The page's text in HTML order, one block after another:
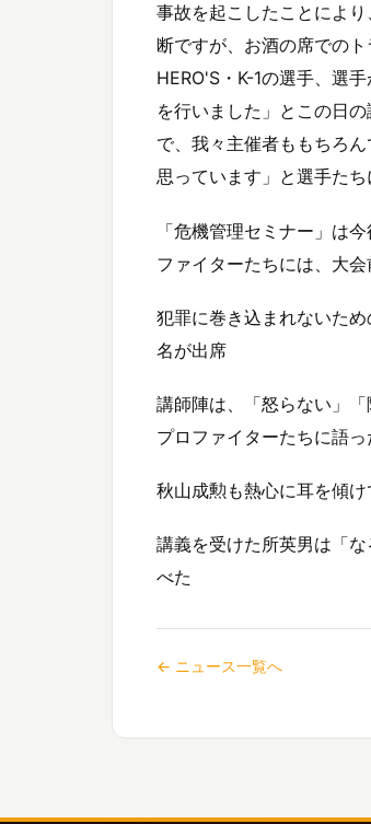
事故を起こしたことによ
断ですが、お酒の席での
HERO'S・K-1の選手、選
を行いました」とこの日
で、我々主催者ももちろ
思っています」と選手た
「危機管理セミナー」は
ファイターたちには、大
犯罪に巻き込まれないた
名が出席
講師陣は、「怒らない」
プロファイターたちに語っ
秋山成勲も熱心に耳を傾け
講義を受けた所英男は「
べた
← ニュース一覧へ